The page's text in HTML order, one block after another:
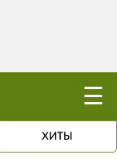
☰
ХИТЫ